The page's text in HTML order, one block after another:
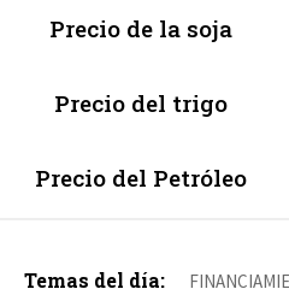
Precio de la soja
Precio del trigo
Precio del Petróleo
Temas del día: